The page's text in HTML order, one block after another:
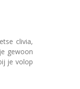
clivia,
gewoon
je volop